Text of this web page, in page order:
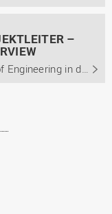
–
Amtenbrink hat 2017 seinen Bachelor of Engineering in der der Studienrichtung Maschinenbau erlangt. Er berichtet von seinem bisherigen Karriereweg und warum er sich für einen Mittelständler statt eines Großkonzerns als Arbeitgeber entschied. Außerdem gibt er Einblicke in seinen Arbeitsalltag und ...